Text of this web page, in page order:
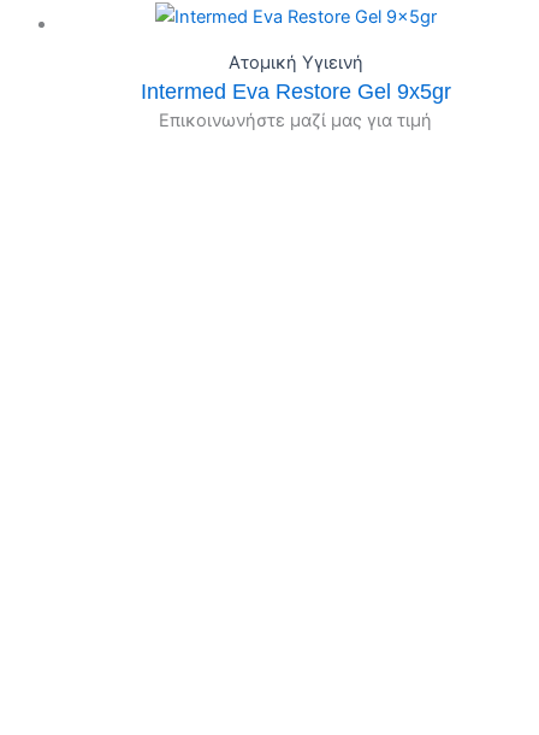
Ατομική Υγιεινή
Intermed Eva Restore Gel 9x5gr
Επικοινωνήστε μαζί μας για τιμή